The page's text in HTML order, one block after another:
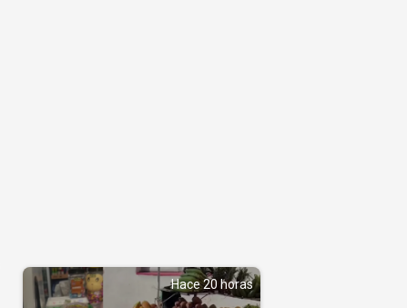
Hace 20 horas